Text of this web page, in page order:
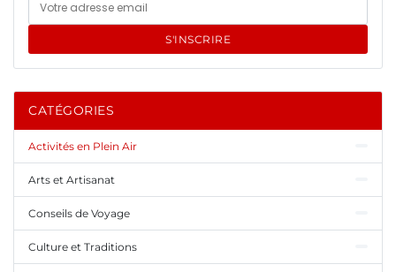
S'INSCRIRE
CATÉGORIES
Activités en Plein Air
Arts et Artisanat
Conseils de Voyage
Culture et Traditions